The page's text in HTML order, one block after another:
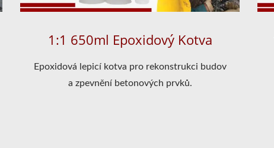
1:1 650ml Epoxidový Kotva
Epoxidová lepicí kotva pro rekonstrukci budov
a zpevnění betonových prvků.